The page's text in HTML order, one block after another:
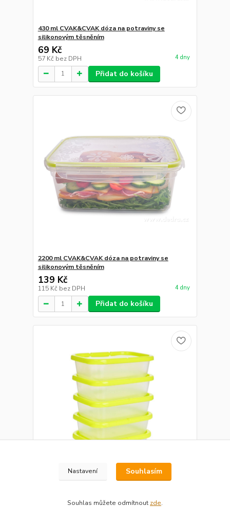
430 ml CVAK&CVAK dóza na potraviny se
silikonovým těsněním
69 Kč
57 Kč bez DPH 4 dny
Přidat do košíku
2200 ml CVAK&CVAK dóza na potraviny se
silikonovým těsněním
139 Kč
115 Kč bez DPH 4 dny
Přidat do košíku
Nastavení Souhlasím
Souhlas můžete odmítnout zde.